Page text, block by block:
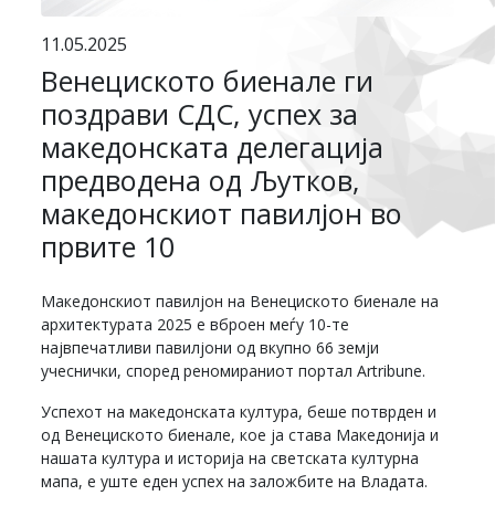
11.05.2025
Венециското биенале ги
поздрави СДС, успех за
македонската делегација
предводена од Љутков,
македонскиот павилјон во
првите 10
Македонскиот павилјон на Венециското биенале на
архитектурата 2025 е вброен меѓу 10-те
највпечатливи павилјони од вкупно 66 земји
учеснички, според реномираниот портал Artribune.
Успехот на македонската култура, беше потврден и
од Венециското биенале, кое ја става Македонија и
нашата култура и историја на светската културна
мапа, е уште еден успех на заложбите на Владата.